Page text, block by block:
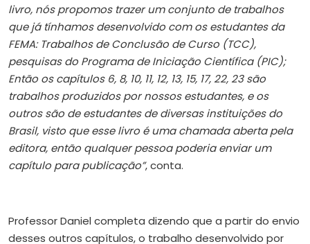
livro, nós propomos trazer um conjunto de trabalhos
que já tínhamos desenvolvido com os estudantes da
FEMA: Trabalhos de Conclusão de Curso (TCC),
pesquisas do Programa de Iniciação Científica (PIC);
Então os capítulos 6, 8, 10, 11, 12, 13, 15, 17, 22, 23 são
trabalhos produzidos por nossos estudantes, e os
outros são de estudantes de diversas instituições do
Brasil, visto que esse livro é uma chamada aberta pela
editora, então qualquer pessoa poderia enviar um
capítulo para publicação”, conta.
Professor Daniel completa dizendo que a partir do envio
desses outros capítulos, o trabalho desenvolvido por